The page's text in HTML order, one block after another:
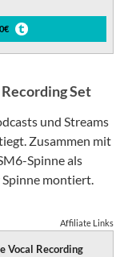
Set
und Streams
Zusammen mit
Spinne als
montiert.
Affiliate Links
Vocal Recording